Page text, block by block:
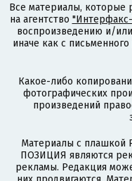
Все материалы, которые
на агентство
воспроизведению и/
иначе как с
Какое-либо
фотографических
произведений
Материалы с плашкой
ПОЗИЦИЯ являются
рекламы. Редакция